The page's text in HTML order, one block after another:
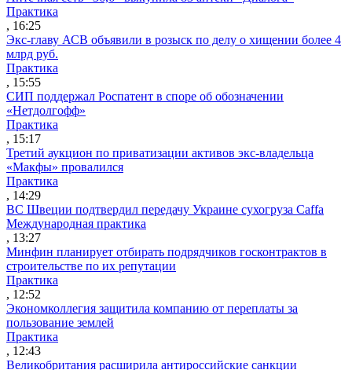
Практика
, 16:25
Экс-главу АСВ объявили в розыск по делу о хищении более 4
млрд руб.
Практика
, 15:55
СИП поддержал Роспатент в споре об обозначении
«Нетдолгофф»
Практика
, 15:17
Третий аукцион по приватизации активов экс-владельца
«Макфы» провалился
Практика
, 14:29
ВС Швеции подтвердил передачу Украине сухогруза Caffa
Международная практика
, 13:27
Минфин планирует отбирать подрядчиков госконтрактов в
строительстве по их репутации
Практика
, 12:52
Экономколлегия защитила компанию от переплаты за
пользование землей
Практика
, 12:43
Великобритания расширила антироссийские санкции